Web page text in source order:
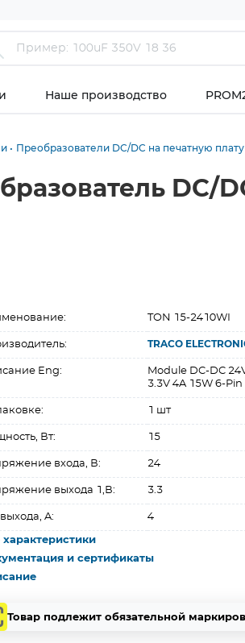
Наше производство
Преобразователи DC/DC на печатную плату
DC/
TON 15-2410WI
TRACO
Eng:
Module DC-DC
3.3V 4A 15W 6-Pin
1 шт
Вт: 15
входа, В: 24
выхода 1,В: 3.3
A: 4
характеристики
и сертификаты
Товар подлежит обязательной